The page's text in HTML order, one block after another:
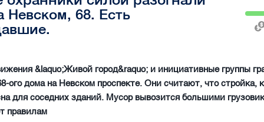
Невском, 68. Есть
&laquo;Живой город&raquo; и инициативные группы
ого дома на Невском проспекте. Они считают, что стройка,
для соседних зданий. Мусор вывозится большими
правилам